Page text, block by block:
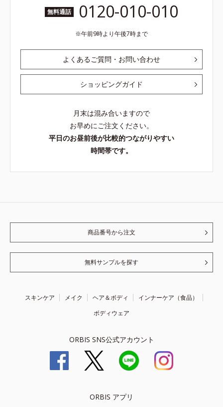
無料通話 0120-010-010
午前9時より午後7時まで
よくあるご質問・お問い合わせ
ショッピングガイド
月末は混み合いますので
お早めにご注文ください。
平日のお昼前後が比較的つながりやすい
時間帯です。
商品番号から注文
無料サンプルを探す
スキンケア メイク ヘア＆ボディ
インナーケア（食品）
ボディウェア
ORBIS SNS公式アカウント
ORBIS アプリ